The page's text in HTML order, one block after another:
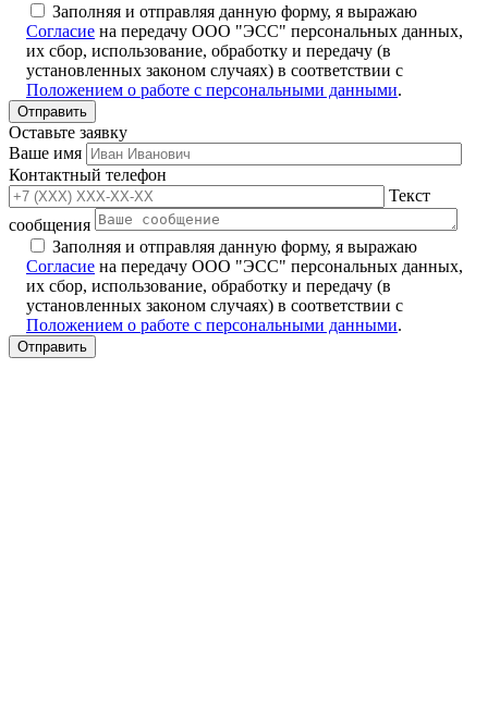
Заполняя и отправляя данную форму, я выражаю
Согласие на передачу ООО "ЭСС" персональных данных,
их сбор, использование, обработку и передачу (в
установленных законом случаях) в соответствии с
Положением о работе с персональными данными.
Оставьте заявку
Ваше имя
Контактный телефон
Текст
сообщения
Заполняя и отправляя данную форму, я выражаю
Согласие на передачу ООО "ЭСС" персональных данных,
их сбор, использование, обработку и передачу (в
установленных законом случаях) в соответствии с
Положением о работе с персональными данными.